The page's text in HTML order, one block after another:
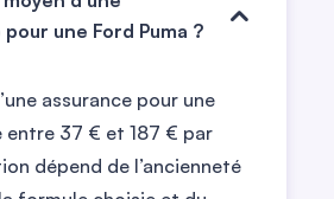
une Ford Puma ?
assurance pour une
entre 37 € et 187 € par
dépend de l’ancienneté